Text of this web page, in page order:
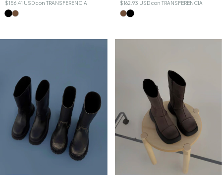
$156.41 USDcon TRANSFERENCIA $162.93 USDcon TRANSFERENCIA